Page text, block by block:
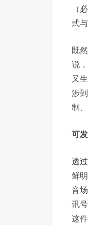
（
式
既
说
又
涉
制
可
透
鲜
音
讯
这